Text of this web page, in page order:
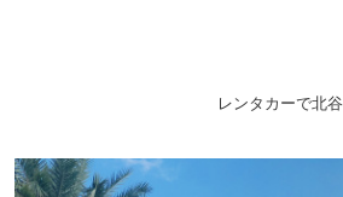
レンタカーで北